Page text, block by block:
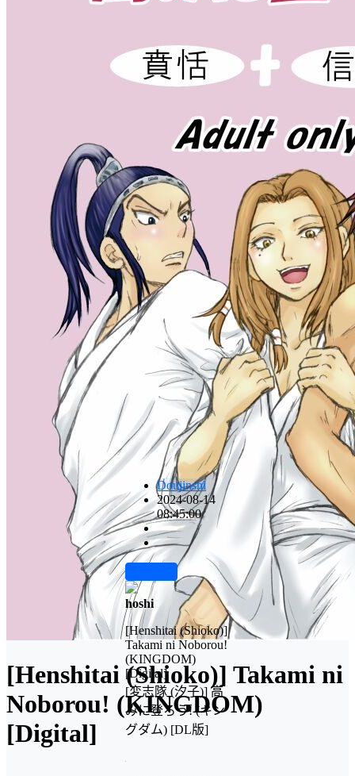
[Henshitai (Shioko)] Takami ni
Noborou! (KINGDOM)
[Digital]
Doujinshi
2024-08-14
08:45:00
hoshi
[Henshitai (Shioko)]
Takami ni Noborou!
(KINGDOM)
[Digital]
[変志隊 (汐子)] 高
みに登ろう! (キン
グダム) [DL版]